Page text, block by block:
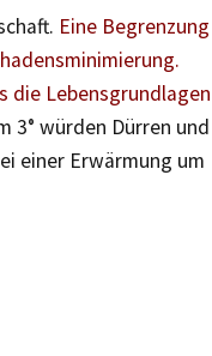
Eine Begrenzung
die Lebensgrundlagen
3° würden Dürren und
einer Erwärmung um